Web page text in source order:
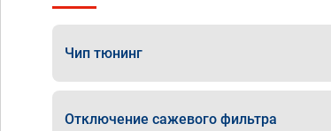
Чип тюнинг
Отключение сажевого фильтра